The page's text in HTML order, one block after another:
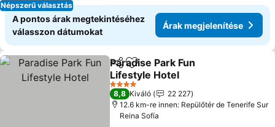
Népszerű választás
A pontos árak megtekintéséhez
válasszon dátumokat
Árak megjelenítése
Megosztás
Hozzáadás a kedvencekhez
Paradise Park Fun
Lifestyle Hotel
Árak megjelenítése
4 Kategória
8,8 Kiváló
22 227
12.6 km-re innen: Repülőtér de Tenerife Sur
Reina Sofía